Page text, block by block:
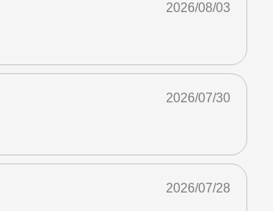
2026/08/03
2026/07/30
2026/07/28